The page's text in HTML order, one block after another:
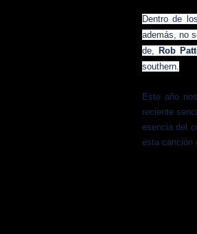
Dentro de
además, no
de, Rob
southern.
Este año
reciente
esencia del
esta canción